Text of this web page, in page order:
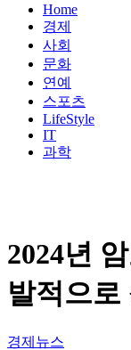
Home
경제
사회
문화
연예
스포츠
LifeStyle
IT
과학
2024년
발적으로
경제뉴스